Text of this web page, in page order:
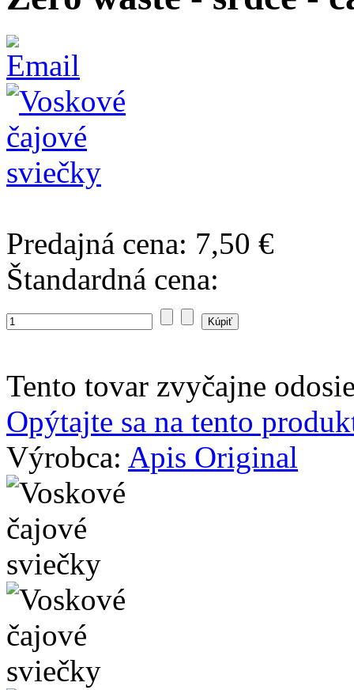
Predajná cena: 7,50 €
Štandardná cena:
Tento tovar zvyčajne
Opýtajte sa na tento
Výrobca: Apis Original